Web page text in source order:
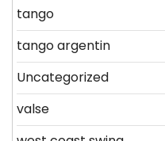
tango
tango argentin
Uncategorized
valse